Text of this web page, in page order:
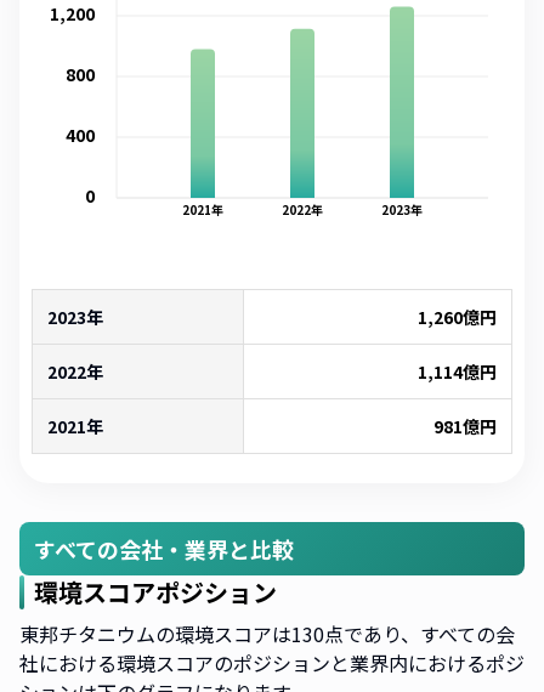
2021年 2022年 2023年
0
400
800
1,200
2023年 1,260億円
2022年 1,114億円
2021年 981億円
すべての会社・業界と比較
環境スコアポジション
東邦チタニウムの環境スコアは130点であり、すべての会
社における環境スコアのポジションと業界内におけるポジ